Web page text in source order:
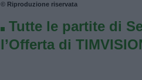
© Riproduzione riservata
Tutte le partite di
l’Offerta di